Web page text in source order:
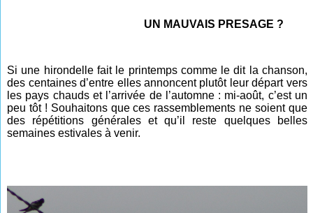
UN MAUVAIS PRESAGE ?
Si une hirondelle fait le printemps comme le dit la chanson,
des centaines d’entre elles annoncent plutôt leur départ vers
les pays chauds et l’arrivée de l’automne : mi-août, c’est un
peu tôt ! Souhaitons que ces rassemblements ne soient que
des répétitions générales et qu’il reste quelques belles
semaines estivales à venir.